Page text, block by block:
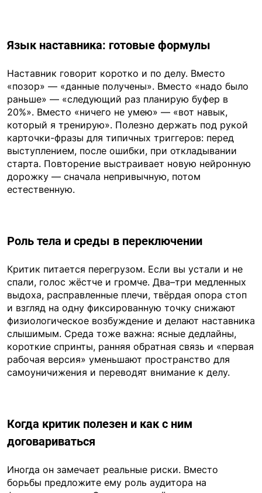
Язык наставника: готовые формулы
Наставник говорит коротко и по делу. Вместо
«позор» — «данные получены». Вместо «надо было
раньше» — «следующий раз планирую буфер в
20%». Вместо «ничего не умею» — «вот навык,
который я тренирую». Полезно держать под рукой
карточки-фразы для типичных триггеров: перед
выступлением, после ошибки, при откладывании
старта. Повторение выстраивает новую нейронную
дорожку — сначала непривычную, потом
естественную.
Роль тела и среды в переключении
Критик питается перегрузом. Если вы устали и не
спали, голос жёстче и громче. Два–три медленных
выдоха, расправленные плечи, твёрдая опора стоп
и взгляд на одну фиксированную точку снижают
физиологическое возбуждение и делают наставника
слышимым. Среда тоже важна: ясные дедлайны,
короткие спринты, ранняя обратная связь и «первая
рабочая версия» уменьшают пространство для
самоуничижения и переводят внимание к делу.
Когда критик полезен и как с ним
договариваться
Иногда он замечает реальные риски. Вместо
борьбы предложите ему роль аудитора на